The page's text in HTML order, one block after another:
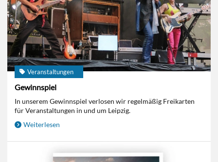
Veranstaltungen
Gewinnspiel
In unserem Gewinnspiel verlosen wir regelmäßig Freikarten
für Veranstaltungen in und um Leipzig.
Weiterlesen